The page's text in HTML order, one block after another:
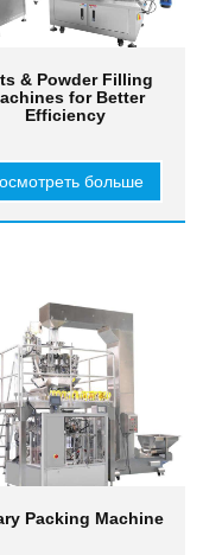
& Powder Filling
for Better
Efficiency
больше
Packing Machine